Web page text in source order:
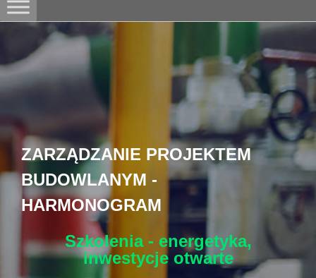
ZARZĄDZANIE PROJEKTEM
BUDOWLANYM -
HARMONOGRAM
Szkolenia - energetyka,
inwestycje otwarte